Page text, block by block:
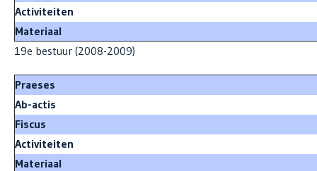
Activiteiten
Materiaal
19e bestuur (2008-2009)
Praeses
Ab-actis
Fiscus
Activiteiten
Materiaal